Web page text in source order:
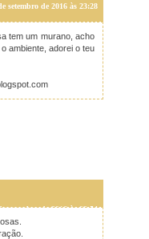
setembro de 2016 às 23:28
tem um murano, acho
ambiente, adorei o teu
setembro de 2016 às 02:54